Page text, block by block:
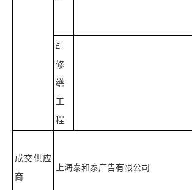
£
修
缮
工
程
成交供应
商
上海泰和泰广告有限公司